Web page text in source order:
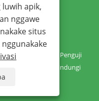
PITAKONAN
Co., Ltd. - Penguji
- Kabeh Hak Dilindungi
apik,
nggawe
situs